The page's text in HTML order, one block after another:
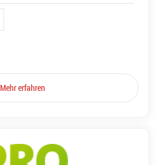
Mehr erfahren